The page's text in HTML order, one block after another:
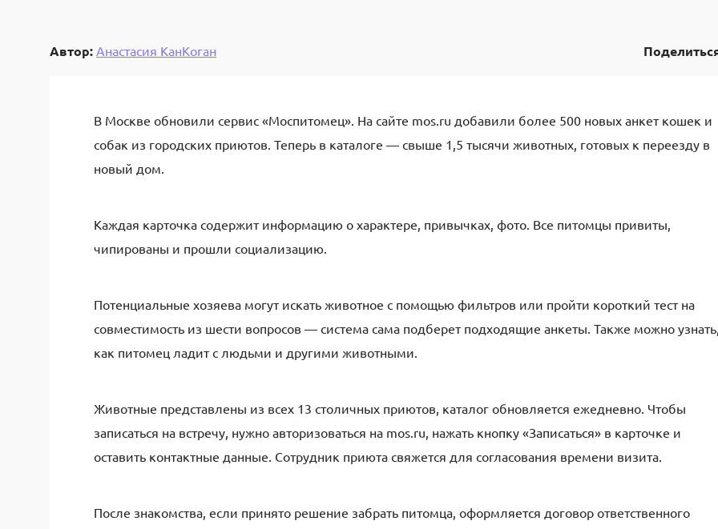
Автор: Анастасия КанКоган
В Москве обновили сервис «Моспитомец». На сайте mos.ru добавили более 500 новых анкет кошек и
собак из городских приютов. Теперь в каталоге — свыше 1,5 тысячи животных, готовых к переезду в
новый дом.
Каждая карточка содержит информацию о характере, привычках, фото. Все питомцы привиты,
чипированы и прошли социализацию.
Потенциальные хозяева могут искать животное с помощью фильтров или пройти короткий тест на
совместимость из шести вопросов — система сама подберет подходящие анкеты. Также можно
как питомец ладит с людьми и другими животными.
Животные представлены из всех 13 столичных приютов, каталог обновляется ежедневно. Чтобы
записаться на встречу, нужно авторизоваться на mos.ru, нажать кнопку «Записаться» в карточке и
оставить контактные данные. Сотрудник приюта свяжется для согласования времени визита.
После знакомства, если принято решение забрать питомца, оформляется договор ответственного